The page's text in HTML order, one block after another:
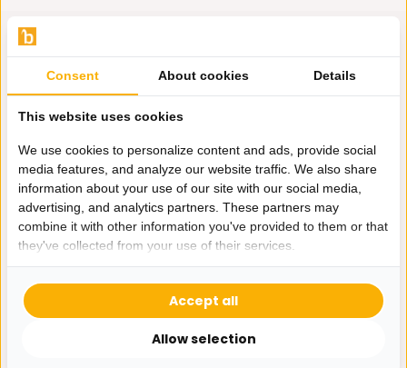
Hulp nodig?
Wij zitten voor je klaar.
Whatsapp ons
0162-231130
klantenservice@bazaaronline.nl
Consent About cookies Details
This website uses cookies
We use cookies to personalize content and ads, provide social
media features, and analyze our website traffic. We also share
information about your use of our site with our social media,
advertising, and analytics partners. These partners may
combine it with other information you've provided to them or that
they've collected from your use of their services.
Allow selection
Accept all